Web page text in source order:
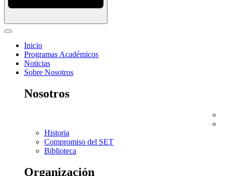
Inicio
Programas Académicos
Noticias
Sobre Nosotros
Nosotros
Historia
Compromiso del SET
Biblioteca
Organización